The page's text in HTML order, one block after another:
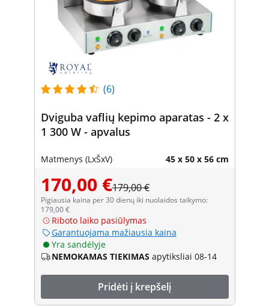
(6)
Dviguba vaflių kepimo aparatas - 2 x
1 300 W - apvalus
Matmenys (LxŠxV) 45 x 50 x 56 cm
170,00 €179,00 €
Pigiausia kaina per 30 dienų iki nuolaidos taikymo:
179,00 €
Riboto laiko pasiūlymas
Garantuojama mažiausia kaina
Yra sandėlyje
NEMOKAMAS TIEKIMAS apytiksliai 08-14
Pridėti į krepšelį